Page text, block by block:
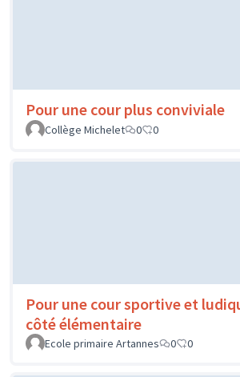
Pour une cour plus conviviale
Collège Michelet
0 0
Pour une cour sportive et
côté élémentaire
Ecole primaire Artannes
0 0